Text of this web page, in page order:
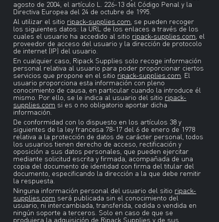
agosto de 2004, el artículo L. 226-13 del Código Penal y la
Directiva Europea del 24 de octubre de 1995.
Al utilizar el sitio ripack-supplies.com , se pueden recoger
los siguientes datos: la URL de los enlaces a través de los
cuales el usuario ha accedido al sitio ripack-supplies.com , el
proveedor de acceso del usuario y la dirección de protocolo
de internet (IP) del usuario.
En cualquier caso, Ripack Supplies solo recoge información
personal relativa al usuario para poder proporcionar ciertos
servicios que propone en el sitio ripack-supplies.com . El
usuario proporciona esta información con pleno
conocimiento de causa, en particular cuando la introduce él
mismo. Por ello, se le indica al usuario del sitio ripack-
supplies.com si es o no obligatorio aportar dicha
información.
De conformidad con lo dispuesto en los artículos 38 y
siguientes de la ley francesa 78-17 del 6 de enero de 1978
relativa a la protección de datos de carácter personal, todos
los usuarios tienen derecho de acceso, rectificación y
oposición a sus datos personales, que pueden ejercitar
mediante solicitud escrita y firmada, acompañada de una
copia del documento de identidad con firma del titular del
documento, especificando la dirección a la que debe remitir
la respuesta.
Ninguna información personal del usuario del sitio ripack-
supplies.com será publicada sin el conocimiento del
usuario, ni intercambiada, transferida, cedida o vendida en
ningún soporte a terceros. Solo en caso de que se
produjera la adquisición de Ripack Supplies y de sus